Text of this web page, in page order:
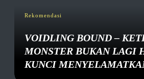
Rekomendasi
VOIDLING BOUND –
MONSTER BUKAN LAGI
KUNCI